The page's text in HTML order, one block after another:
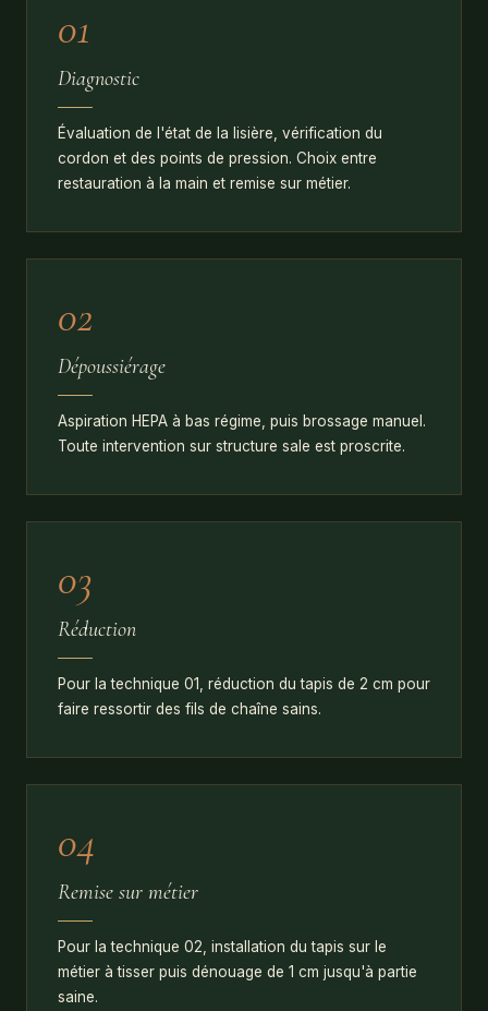
01
Diagnostic
Évaluation de l'état de la lisière, vérification du
cordon et des points de pression. Choix entre
restauration à la main et remise sur métier.
02
Dépoussiérage
Aspiration HEPA à bas régime, puis brossage manuel.
Toute intervention sur structure sale est proscrite.
03
Réduction
Pour la technique 01, réduction du tapis de 2 cm pour
faire ressortir des fils de chaîne sains.
04
Remise sur métier
Pour la technique 02, installation du tapis sur le
métier à tisser puis dénouage de 1 cm jusqu'à partie
saine.